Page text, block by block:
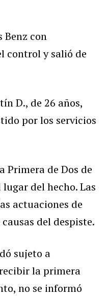
Benz con
control y salió de
D., de 26 años,
por los servicios
Primera de Dos de
del hecho. Las
actuaciones de
del despiste.
sujeto a
la primera
no se informó